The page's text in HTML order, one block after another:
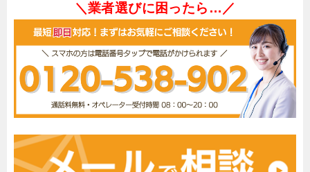
＼業者選びに困ったら…／